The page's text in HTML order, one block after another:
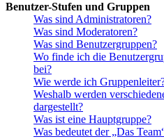
Benutzer-Stufen und Gruppen
Was sind Administratoren?
Was sind Moderatoren?
Was sind Benutzergruppen?
Wo finde ich die
bei?
Wie werde ich
Weshalb werden
dargestellt?
Was ist eine Hauptgruppe?
Was bedeutet der „Das